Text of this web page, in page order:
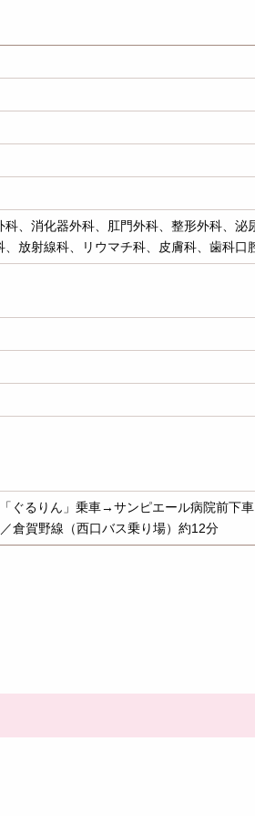
、消化器外科、肛門外科、整形外科、泌
放射線科、リウマチ科、皮膚科、歯科口
ぐるりん」乗車→サンピエール病院前下車
倉賀野線（西口バス乗り場）約12分